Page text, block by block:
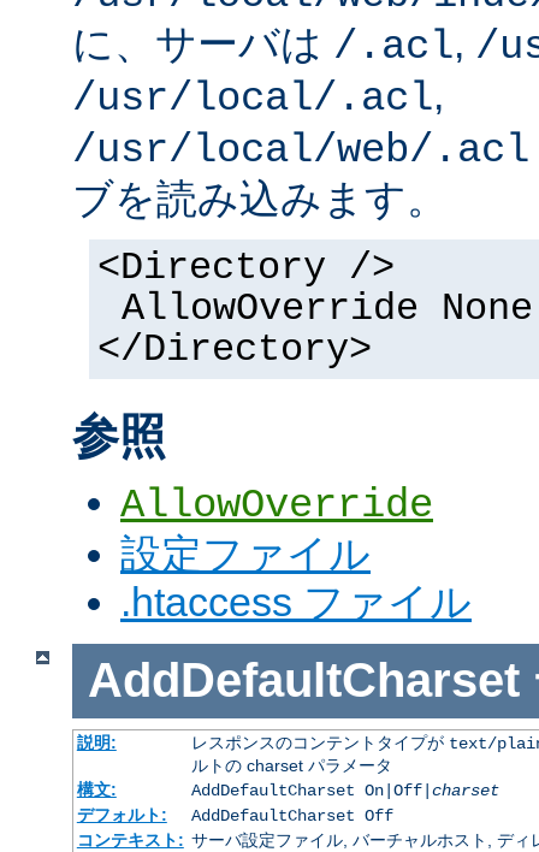
に、サーバは /.acl, /
/usr/local/.acl,
/usr/local/web/.acl
ブを読み込みます。
<Directory />
AllowOverride None
</Directory>
参照
AllowOverride
設定ファイル
.htaccess ファイル
AddDefaultCharset
説明: レスポンスのコンテントタイプが text/
ルトの charset パラメータ
構文:
AddDefaultCharset On|Off| charset
デフォルト:
AddDefaultCharset Off
コンテキスト: サーバ設定ファイル, バーチャルホスト, ディ